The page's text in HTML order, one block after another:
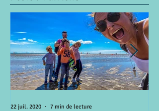
22 juil. 2020 7 min de lecture